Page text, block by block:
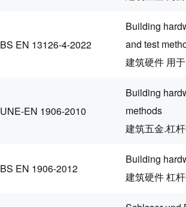
BS EN 13126-4-2022
Building
and test
建筑硬件 用
UNE-EN 1906-2010
Building
methods
建筑五金.杠
BS EN 1906-2012
Building
建筑硬件 杠